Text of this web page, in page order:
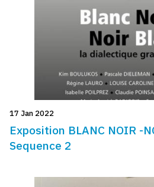
17 Jan 2022
Exposition BLANC NOIR -
Sequence 2